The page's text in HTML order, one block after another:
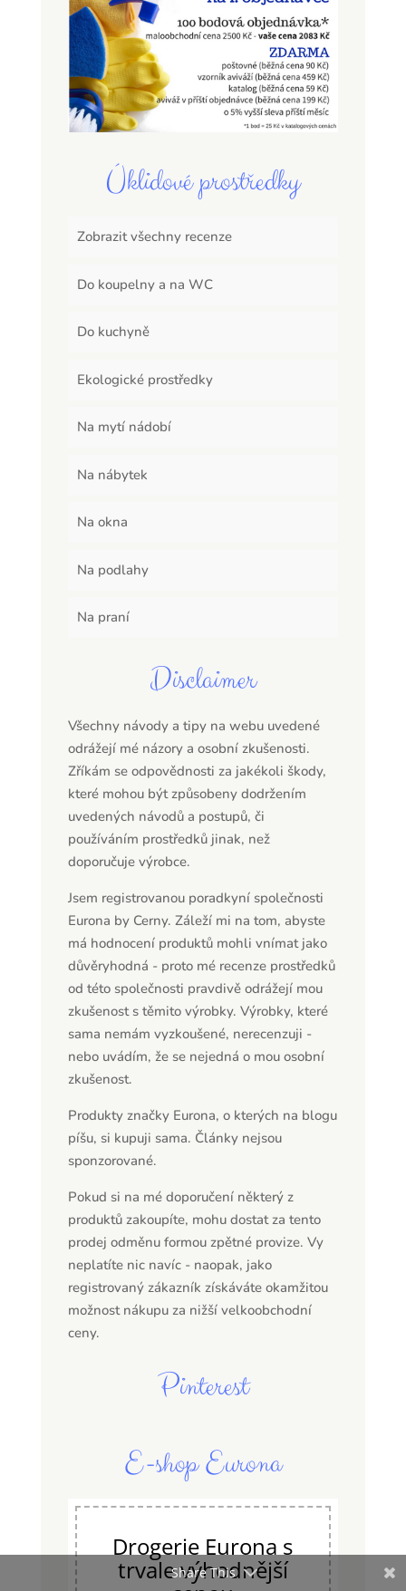
Úklidové prostředky
Zobrazit všechny recenze
Do koupelny a na WC
Do kuchyně
Ekologické prostředky
Na mytí nádobí
Na nábytek
Na okna
Na podlahy
Na praní
Disclaimer
Všechny návody a tipy na webu uvedené
odrážejí mé názory a osobní zkušenosti.
Zříkám se odpovědnosti za jakékoli škody,
které mohou být způsobeny dodržením
uvedených návodů a postupů, či
používáním prostředků jinak, než
doporučuje výrobce.
Jsem registrovanou poradkyní společnosti
Eurona by Cerny. Záleží mi na tom, abyste
má hodnocení produktů mohli vnímat jako
důvěryhodná - proto mé recenze prostředků
od této společnosti pravdivě odrážejí mou
zkušenost s těmito výrobky. Výrobky, které
sama nemám vyzkoušené, nerecenzuji -
nebo uvádím, že se nejedná o mou osobní
zkušenost.
Produkty značky Eurona, o kterých na blogu
píšu, si kupuji sama. Články nejsou
sponzorované.
Pokud si na mé doporučení některý z
produktů zakoupíte, mohu dostat za tento
prodej odměnu formou zpětné provize. Vy
neplatíte nic navíc - naopak, jako
registrovaný zákazník získáváte okamžitou
možnost nákupu za nižší velkoobchodní
ceny.
Pinterest
E-shop Eurona
Drogerie Eurona s
trvale výhodnější
Share This